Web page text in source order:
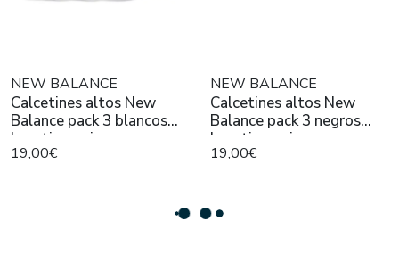
NEW BALANCE
Calcetines altos New
Balance pack 3 blancos
logotipo unisex
19,00€
NEW BALANCE
Calcetines altos New
Balance pack 3 negros
logotipo unisex
19,00€